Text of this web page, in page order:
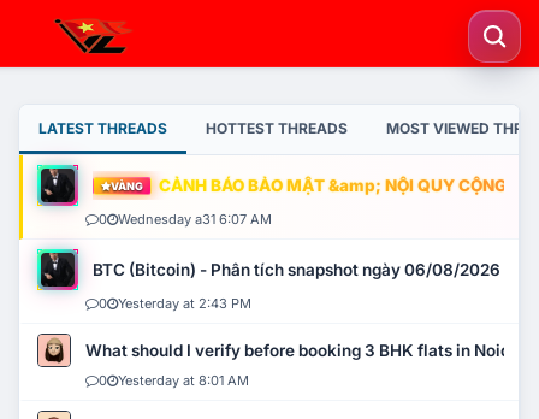
LATEST THREADS HOTTEST THREADS MOST VIEWED
VÀNG CẢNH BÁO BẢO MẬT &amp; NỘI QUY CỘNG
0 Wednesday a31 6:07 AM
BTC (Bitcoin) - Phân tích snapshot ngày 06/08/2026
0 Yesterday at 2:43 PM
What should I verify before booking 3 BHK flats in Noida?
0 Yesterday at 8:01 AM